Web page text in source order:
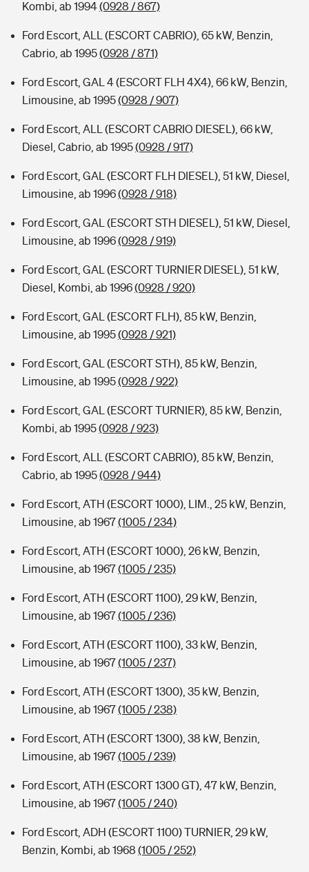
Kombi, ab 1994(0928 / 867)
Ford Escort, ALL (ESCORT CABRIO), 65 kW, Benzin,
Cabrio, ab 1995(0928 / 871)
Ford Escort, GAL 4 (ESCORT FLH 4X4), 66 kW, Benzin,
Limousine, ab 1995(0928 / 907)
Ford Escort, ALL (ESCORT CABRIO DIESEL), 66 kW,
Diesel, Cabrio, ab 1995(0928 / 917)
Ford Escort, GAL (ESCORT FLH DIESEL), 51 kW, Diesel,
Limousine, ab 1996(0928 / 918)
Ford Escort, GAL (ESCORT STH DIESEL), 51 kW, Diesel,
Limousine, ab 1996(0928 / 919)
Ford Escort, GAL (ESCORT TURNIER DIESEL), 51 kW,
Diesel, Kombi, ab 1996(0928 / 920)
Ford Escort, GAL (ESCORT FLH), 85 kW, Benzin,
Limousine, ab 1995(0928 / 921)
Ford Escort, GAL (ESCORT STH), 85 kW, Benzin,
Limousine, ab 1995(0928 / 922)
Ford Escort, GAL (ESCORT TURNIER), 85 kW, Benzin,
Kombi, ab 1995(0928 / 923)
Ford Escort, ALL (ESCORT CABRIO), 85 kW, Benzin,
Cabrio, ab 1995(0928 / 944)
Ford Escort, ATH (ESCORT 1000), LIM., 25 kW, Benzin,
Limousine, ab 1967(1005 / 234)
Ford Escort, ATH (ESCORT 1000), 26 kW, Benzin,
Limousine, ab 1967(1005 / 235)
Ford Escort, ATH (ESCORT 1100), 29 kW, Benzin,
Limousine, ab 1967(1005 / 236)
Ford Escort, ATH (ESCORT 1100), 33 kW, Benzin,
Limousine, ab 1967(1005 / 237)
Ford Escort, ATH (ESCORT 1300), 35 kW, Benzin,
Limousine, ab 1967(1005 / 238)
Ford Escort, ATH (ESCORT 1300), 38 kW, Benzin,
Limousine, ab 1967(1005 / 239)
Ford Escort, ATH (ESCORT 1300 GT), 47 kW, Benzin,
Limousine, ab 1967(1005 / 240)
Ford Escort, ADH (ESCORT 1100) TURNIER, 29 kW,
Benzin, Kombi, ab 1968 (1005 / 252)